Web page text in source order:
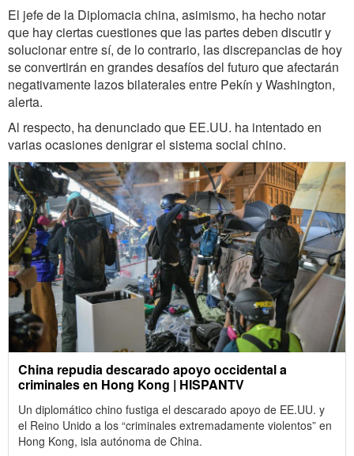
El jefe de la Diplomacia china, asimismo, ha hecho notar
que hay ciertas cuestiones que las partes deben discutir y
solucionar entre sí, de lo contrario, las discrepancias de hoy
se convertirán en grandes desafíos del futuro que afectarán
negativamente lazos bilaterales entre Pekín y Washington,
alerta.
Al respecto, ha denunciado que EE.UU. ha intentado en
varias ocasiones denigrar el sistema social chino.
China repudia descarado apoyo occidental a
criminales en Hong Kong | HISPANTV
Un diplomático chino fustiga el descarado apoyo de EE.UU. y
el Reino Unido a los “criminales extremadamente violentos” en
Hong Kong, isla autónoma de China.